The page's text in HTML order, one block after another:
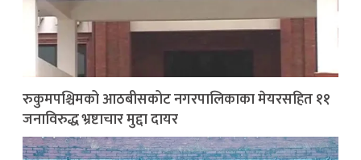
रुकुमपश्चिमको आठबीसकोट नगरपालिकाका मेयरसहित ११
जनाविरुद्ध भ्रष्टाचार मुद्दा दायर